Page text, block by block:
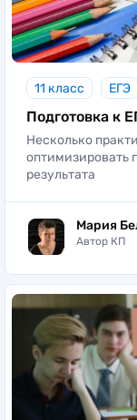
11 класс ЕГЭ
Подготовка к
Несколько
оптимизировать
результата
Мария
Автор КП